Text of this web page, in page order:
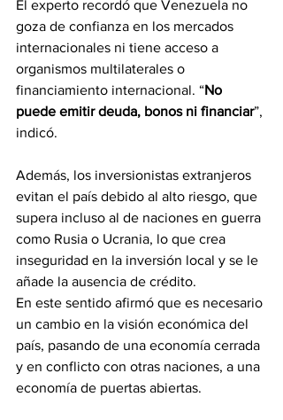
El experto recordó que Venezuela no
goza de confianza en los mercados
internacionales ni tiene acceso a
organismos multilaterales o
financiamiento internacional. “No
puede emitir deuda, bonos ni financiar”,
indicó.
Además, los inversionistas extranjeros
evitan el país debido al alto riesgo, que
supera incluso al de naciones en guerra
como Rusia o Ucrania, lo que crea
inseguridad en la inversión local y se le
añade la ausencia de crédito.
En este sentido afirmó que es necesario
un cambio en la visión económica del
país, pasando de una economía cerrada
y en conflicto con otras naciones, a una
economía de puertas abiertas.